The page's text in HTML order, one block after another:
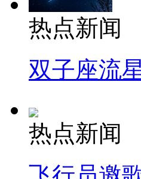
热点新闻
双子座流
热点新闻